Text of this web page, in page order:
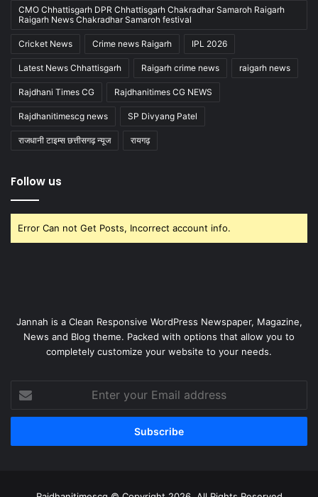
CMO Chhattisgarh DPR Chhattisgarh Chakradhar Samaroh Raigarh
Raigarh News Chakradhar Samaroh festival
Cricket News Crime news Raigarh IPL 2026
Latest News Chhattisgarh Raigarh crime news raigarh news
Rajdhani Times CG Rajdhanitimes CG NEWS
Rajdhanitimescg news SP Divyang Patel
राजधानी टाइम्स छत्तीसगढ़ न्यूज रायगढ़
Follow us
Error Can not Get Posts, Incorrect account info.
Jannah is a Clean Responsive WordPress Newspaper, Magazine,
News and Blog theme. Packed with options that allow you to
completely customize your website to your needs.
your
Email